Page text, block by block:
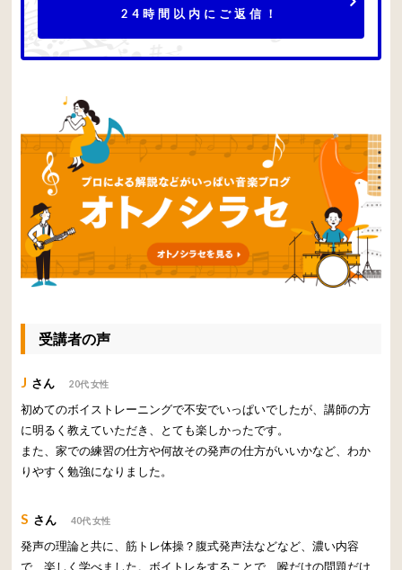
24時間以内にご返信！
受講者の声
J さん 20代 女性
初めてのボイストレーニングで不安でいっぱいでしたが、講師の方
に明るく教えていただき、とても楽しかったです。
また、家での練習の仕方や何故その発声の仕方がいいかなど、わか
りやすく勉強になりました。
S さん 40代 女性
発声の理論と共に、筋トレ体操？腹式発声法などなど、濃い内容
で、楽しく学べました。ボイトレをすることで、喉だけの問題だけ